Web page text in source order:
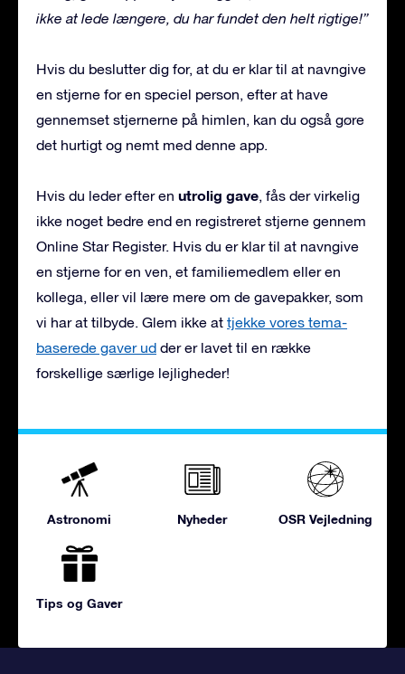
ikke at lede længere, du har fundet den helt rigtige!”
Hvis du beslutter dig for, at du er klar til at navngive
en stjerne for en speciel person, efter at have
gennemset stjernerne på himlen, kan du også gøre
det hurtigt og nemt med denne app.
Hvis du leder efter en utrolig gave, fås der virkelig
ikke noget bedre end en registreret stjerne gennem
Online Star Register. Hvis du er klar til at navngive
en stjerne for en ven, et familiemedlem eller en
kollega, eller vil lære mere om de gavepakker, som
vi har at tilbyde. Glem ikke at tjekke vores tema-
baserede gaver ud der er lavet til en række
forskellige særlige lejligheder!
Astronomi Nyheder OSR Vejledning
Tips og Gaver